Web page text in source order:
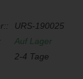
URS-190025
Auf Lager
2-4 Tage